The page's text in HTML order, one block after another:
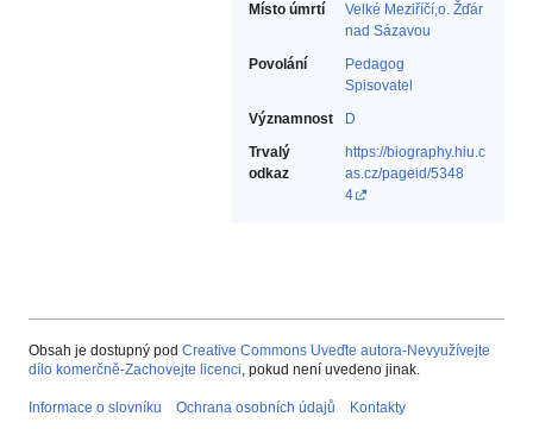
Místo úmrtí
Velké Meziříčí,o. Žďár
nad Sázavou
Povolání
Pedagog‎
Spisovatel‎
Významnost
D
Trvalý
odkaz
https://biography.hiu.c
as.cz/pageid/5348
4
Obsah je dostupný pod Creative Commons Uveďte autora-Nevyužívejte
dílo komerčně-Zachovejte licenci, pokud není uvedeno jinak.
Informace o slovníku Ochrana osobních údajů Kontakty